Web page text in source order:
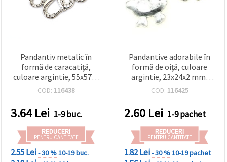
Pandantiv metalic în
formă de caracatiță,
culoare argintie, 55x57x4
mm, gaură 3,5 mm,
COD: 116438
3.64Lei 1-9 buc.
REDUCERI
PENTRU CANTITATE
2.55 Lei- 30 %10-19 buc.
Pandantive adorabile în
formă de oiță, culoare
argintie, 23x24x2 mm,
orificiu 1,5 mm – set de 5
handmade DIY și cadouri
COD: 116425
2.60 Lei 1-9 pachet
REDUCERI
PENTRU CANTITATE
1.82 Lei- 30 %10-19 pachet